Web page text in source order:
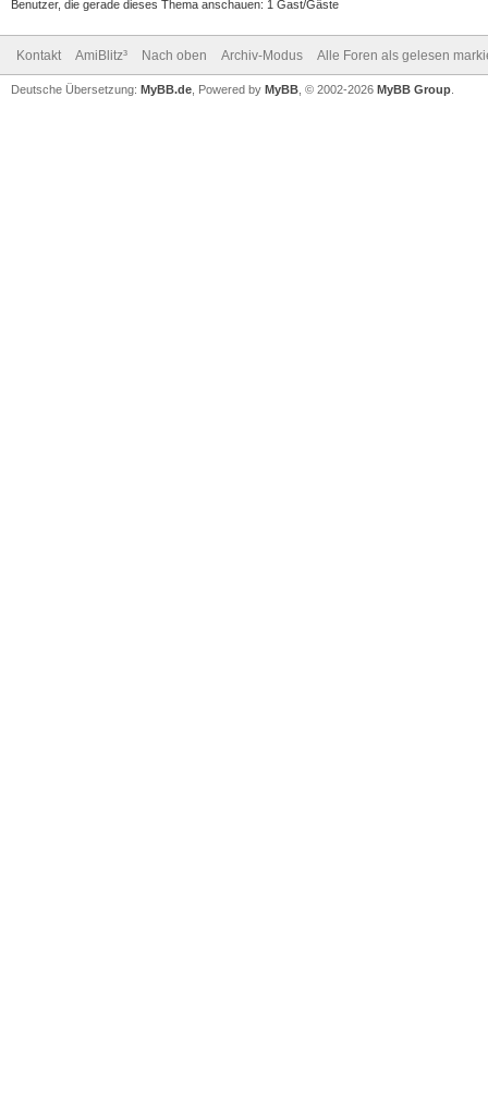
Benutzer, die gerade dieses Thema anschauen: 1 Gast/Gäste
Kontakt AmiBlitz³ Nach oben Archiv-Modus Alle Foren als gelesen
Deutsche Übersetzung: MyBB.de , Powered by MyBB , © 2002-2026 MyBB Group